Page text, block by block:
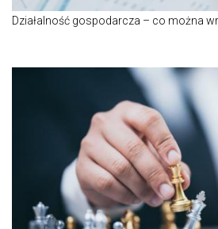
Działalność gospodarcza – co można